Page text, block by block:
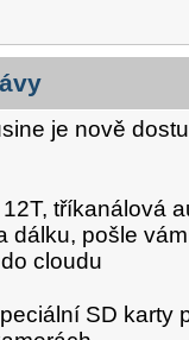
je nově
tříkanálová
dálku, pošle
cloudu
SD karty